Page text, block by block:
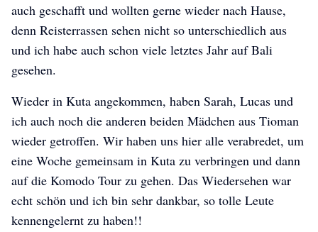
auch geschafft und wollten gerne wieder nach Hause,
denn Reisterrassen sehen nicht so unterschiedlich aus
und ich habe auch schon viele letztes Jahr auf Bali
gesehen.
Wieder in Kuta angekommen, haben Sarah, Lucas und
ich auch noch die anderen beiden Mädchen aus Tioman
wieder getroffen. Wir haben uns hier alle verabredet, um
eine Woche gemeinsam in Kuta zu verbringen und dann
auf die Komodo Tour zu gehen. Das Wiedersehen war
echt schön und ich bin sehr dankbar, so tolle Leute
kennengelernt zu haben!!